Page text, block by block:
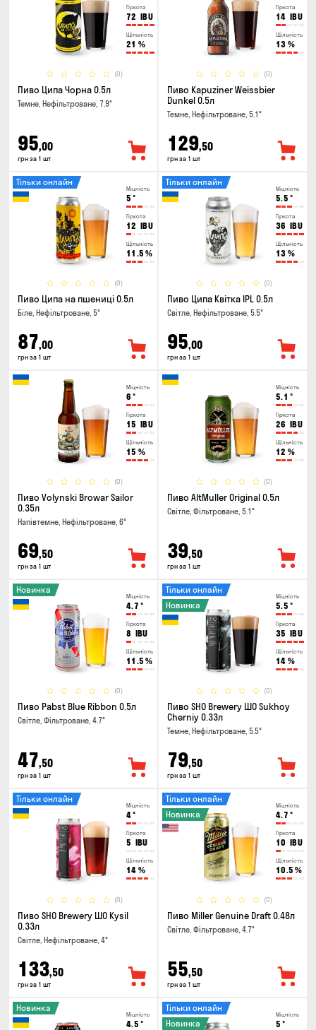
Гіркота
72 IBU
Щільність
21 %
(0)
Пиво Ципа Чорна 0.5л
Темне, Нефільтроване, 7.9°
95,00
грн за 1 шт
Гіркота
14 IBU
Щільність
13 %
(0)
Пиво Kapuziner Weissbier
Dunkel 0.5л
Темне, Нефільтроване, 5.1°
129,50
грн за 1 шт
Міцність
5 °
Гіркота
12 IBU
Щільність
11.5 %
(0)
Тільки онлайн
Пиво Ципа на пшениці 0.5л
Біле, Нефільтроване, 5°
87,00
грн за 1 шт
Міцність
5.5 °
Гіркота
36 IBU
Щільність
13 %
(0)
Тільки онлайн
Пиво Ципа Квітка IPL 0.5л
Світле, Нефільтроване, 5.5°
95,00
грн за 1 шт
Міцність
6 °
Гіркота
15 IBU
Щільність
15 %
(0)
Пиво Volynski Browar Sailor
0.35л
Напівтемне, Нефільтроване, 6°
69,50
грн за 1 шт
Міцність
5.1 °
Гіркота
26 IBU
Щільність
12 %
(0)
Пиво AltMuller Original 0.5л
Світле, Фільтроване, 5.1°
39,50
грн за 1 шт
Міцність
4.7 °
Гіркота
8 IBU
Щільність
11.5 %
(0)
Новинка
Пиво Pabst Blue Ribbon 0.5л
Світле, Фільтроване, 4.7°
47,50
грн за 1 шт
Міцність
5.5 °
Гіркота
35 IBU
Щільність
14 %
(0)
Тільки онлайн
Новинка
Пиво SHO Brewery ШО Sukhoy
Cherniy 0.33л
Темне, Нефільтроване, 5.5°
79,50
грн за 1 шт
Міцність
4°
Гіркота
5 IBU
Щільність
14 %
(0)
Тільки онлайн
Пиво SHO Brewery ШО Kysil
0.33л
Світле, Нефільтроване, 4°
133,50
грн за 1 шт
Міцність
4.7 °
Гіркота
10 IBU
Щільність
10.5 %
(0)
Тільки онлайн
Новинка
Пиво Miller Genuine Draft 0.48л
Світле, Фільтроване, 4.7°
55,50
грн за 1 шт
Міцність
4.5 °
Новинка
Міцність
5 °
Тільки онлайн
Новинка